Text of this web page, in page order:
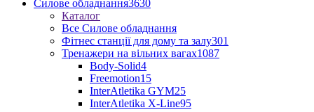
Силове обладнання3630
Каталог
Все Силове обладнання
Фітнес станції для дому та залу301
Тренажери на вільних вагах1087
Body-Solid4
Freemotion15
InterAtletika GYM25
InterAtletika X-Line95